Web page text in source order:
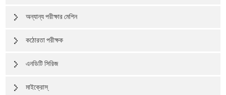
অন্যান্য পরীক্ষার মেশিন
কঠোরতা পরীক্ষক
এনডিটি সিরিজ
মাইক্রোস্